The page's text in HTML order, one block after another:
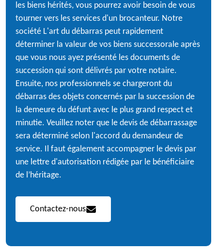
les biens hérités, vous pourrez avoir besoin de vous
tourner vers les services d'un brocanteur. Notre
société L'art du débarras peut rapidement
déterminer la valeur de vos biens successorale après
que vous nous ayez présenté les documents de
succession qui sont délivrés par votre notaire.
Ensuite, nos professionnels se chargeront du
débarras des objets concernés par la succession de
la demeure du défunt avec le plus grand respect et
minutie. Veuillez noter que le devis de débarrassage
sera déterminé selon l'accord du demandeur de
service. Il faut également accompagner le devis par
une lettre d'autorisation rédigée par le bénéficiaire
de l’héritage.
Contactez-nous